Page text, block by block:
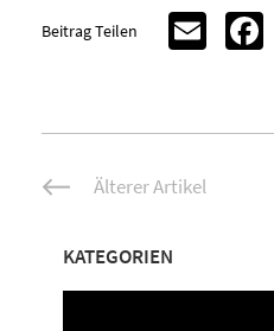
Beitrag Teilen Email
Beitrags-Älterer Artikel
KATEGORIEN